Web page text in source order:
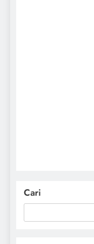
Cari